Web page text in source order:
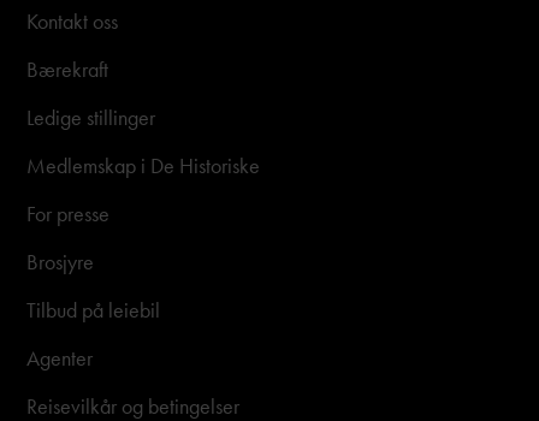
Kontakt oss
Bærekraft
Ledige stillinger
Medlemskap i De Historiske
For presse
Brosjyre
Tilbud på leiebil
Agenter
Reisevilkår og betingelser